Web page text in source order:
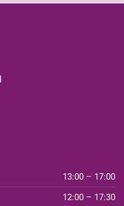
13:00 – 17:00
12:00 – 17:30